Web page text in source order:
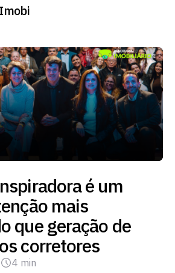
é um
mais
que geração de
corretores
4 min